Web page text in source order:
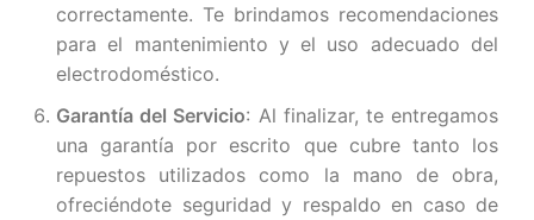
correctamente. Te brindamos recomendaciones
para el mantenimiento y el uso adecuado del
electrodoméstico.
Garantía del Servicio: Al finalizar, te entregamos
una garantía por escrito que cubre tanto los
repuestos utilizados como la mano de obra,
ofreciéndote seguridad y respaldo en caso de